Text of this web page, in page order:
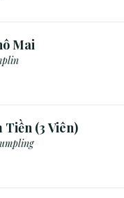
Mai
Tiền (3 Viên)